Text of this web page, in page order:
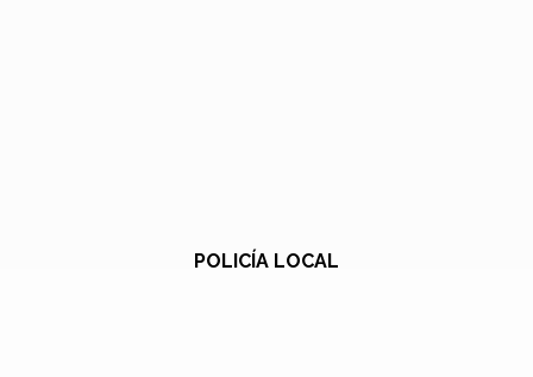
POLICÍA LOCAL